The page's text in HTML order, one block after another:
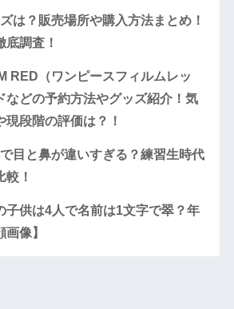
は？販売場所や購入方法まとめ！
底調査！
RED（ワンピースフィルムレッ
などの予約方法やグッズ紹介！気
現段階の評価は？！
目と鼻が違いすぎる？練習生時代
較！
子供は4人で名前は1文字で翠？年
像】